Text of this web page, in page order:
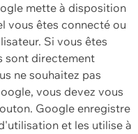
mette à disposition
vous êtes connecté ou
Si vous êtes
sont directement
ne souhaitez pas
vous devez vous
Google enregistre
et les utilise à